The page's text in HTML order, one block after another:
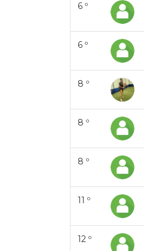
6 º
6 º
8 º
8 º
8 º
11 º
12 º